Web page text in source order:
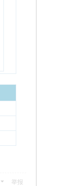
举报